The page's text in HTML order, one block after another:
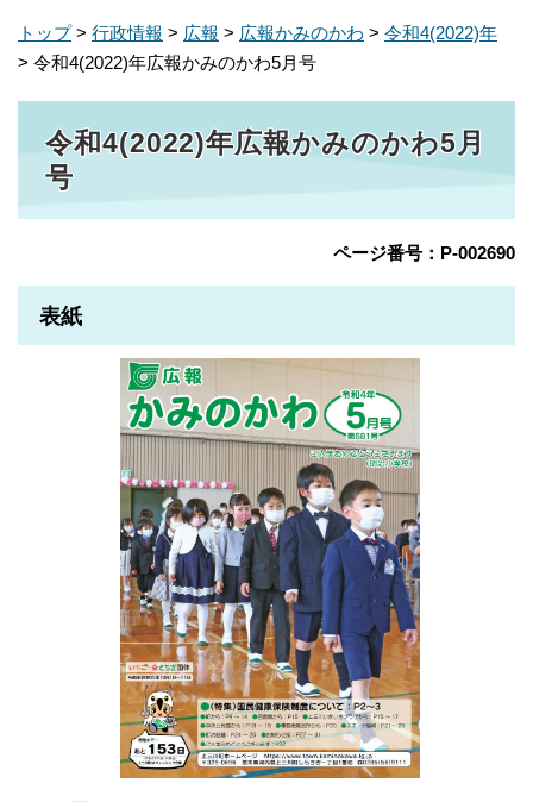
トップ> 行政情報 > 広報 > 広報かみのかわ > 令和4(2022)年
> 令和4(2022)年広報かみのかわ5月号
令和4(2022)年広報かみのかわ5月
号
ページ番号：P-002690
表紙